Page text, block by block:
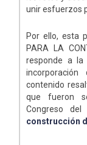
unir esfuerzos
Por ello, esta
PARA LA
responde a
contenido
que fueron
Congreso
construcción